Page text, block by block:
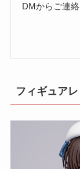
DMからご連絡
フィギュア